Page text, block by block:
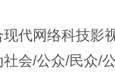
代网络科技影
会/公众/民众/